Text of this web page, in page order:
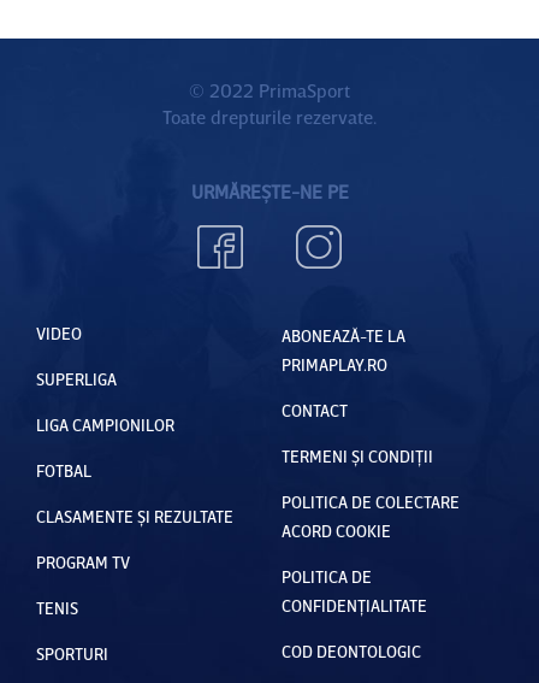
© 2022 PrimaSport
Toate drepturile rezervate.
URMĂREȘTE-NE PE
VIDEO
SUPERLIGA
LIGA CAMPIONILOR
FOTBAL
CLASAMENTE ȘI REZULTATE
PROGRAM TV
TENIS
SPORTURI
ABONEAZĂ-TE LA
PRIMAPLAY.RO
CONTACT
TERMENI ȘI CONDIȚII
POLITICA DE COLECTARE
ACORD COOKIE
POLITICA DE
CONFIDENȚIALITATE
COD DEONTOLOGIC